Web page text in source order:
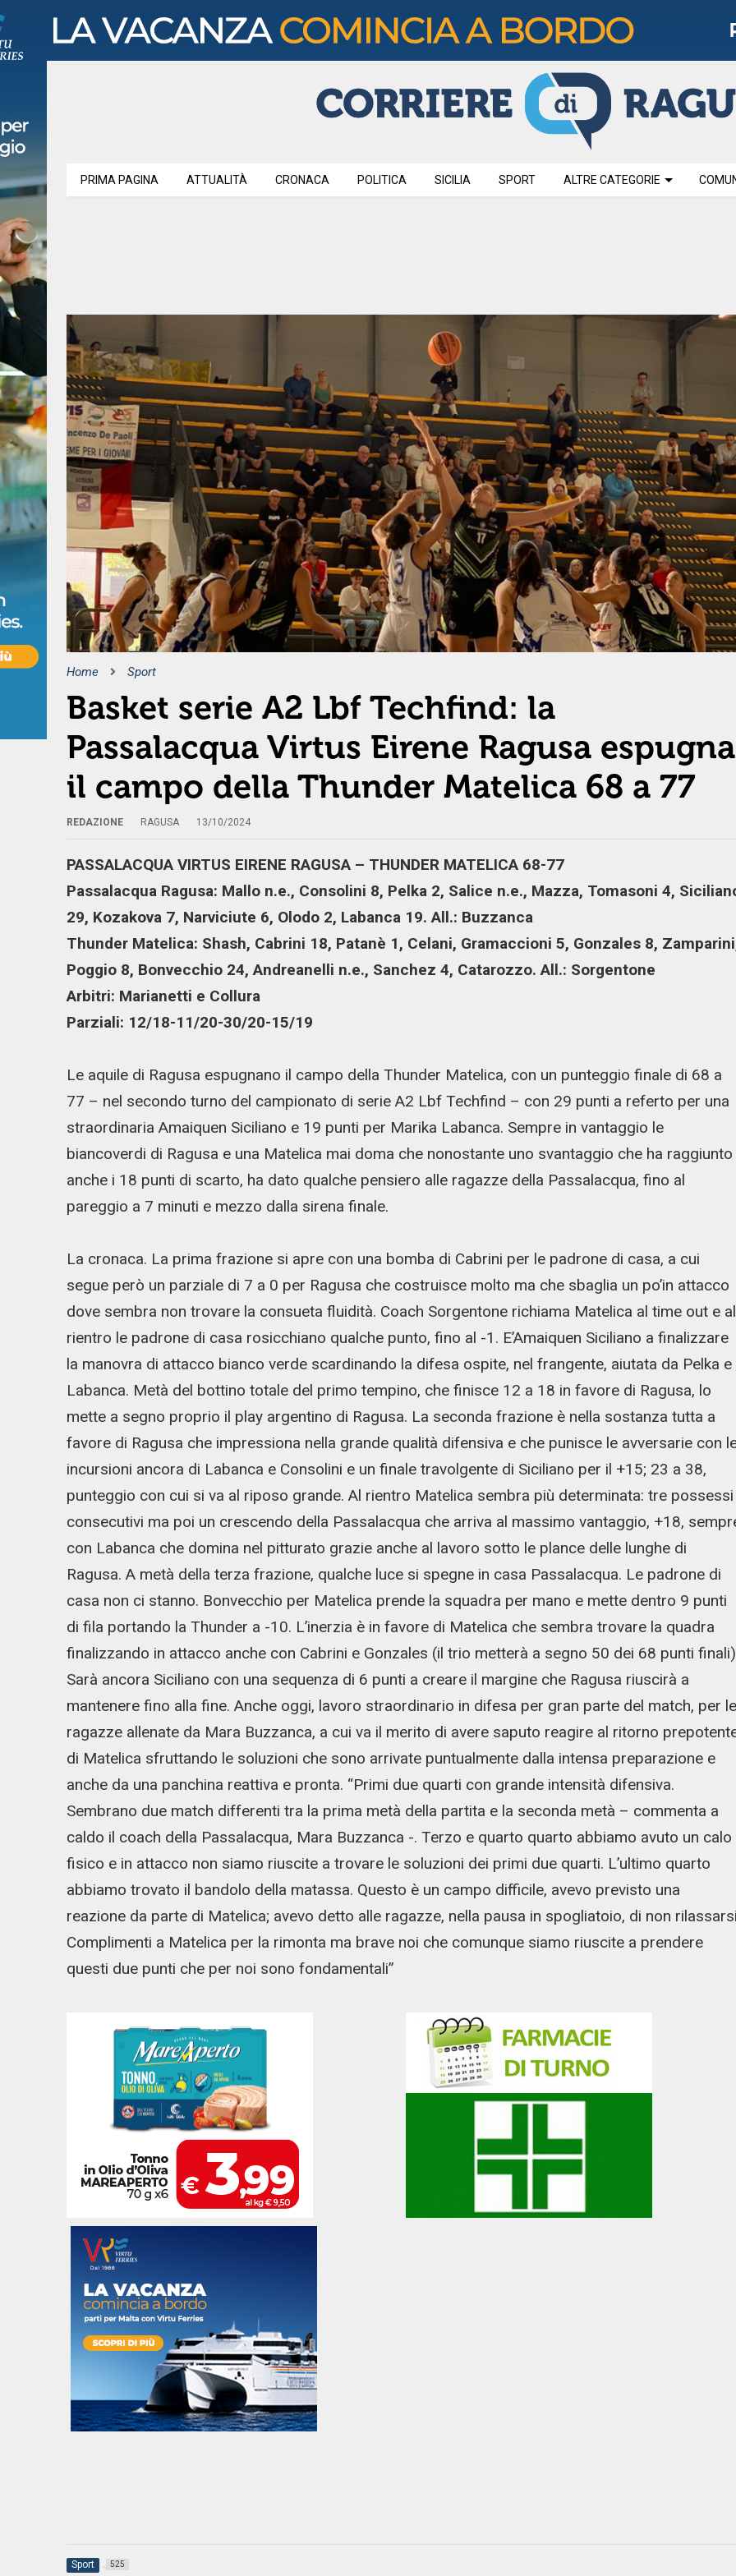
PRIMA PAGINA ATTUALITÀ CRONACA POLITICA SICILIA SPORT ALTRE CATEGORIE
Home Sport
Basket serie A2 Lbf Techfind: la
Passalacqua Virtus Eirene Ragusa espugna
il campo della Thunder Matelica 68 a 77
REDAZIONE RAGUSA 13/10/2024
PASSALACQUA VIRTUS EIRENE RAGUSA – THUNDER MATELICA 68-77
Passalacqua Ragusa: Mallo n.e., Consolini 8, Pelka 2, Salice n.e., Mazza, Tomasoni 4,
29, Kozakova 7, Narviciute 6, Olodo 2, Labanca 19. All.: Buzzanca
Thunder Matelica: Shash, Cabrini 18, Patanè 1, Celani, Gramaccioni 5, Gonzales 8,
Poggio 8, Bonvecchio 24, Andreanelli n.e., Sanchez 4, Catarozzo. All.: Sorgentone
Arbitri: Marianetti e Collura
Parziali: 12/18-11/20-30/20-15/19
Le aquile di Ragusa espugnano il campo della Thunder Matelica, con un punteggio finale di 68 a
77 – nel secondo turno del campionato di serie A2 Lbf Techfind – con 29 punti a referto per una
straordinaria Amaiquen Siciliano e 19 punti per Marika Labanca. Sempre in vantaggio le
biancoverdi di Ragusa e una Matelica mai doma che nonostante uno svantaggio che ha raggiunto
anche i 18 punti di scarto, ha dato qualche pensiero alle ragazze della Passalacqua, fino al
pareggio a 7 minuti e mezzo dalla sirena finale.
La cronaca. La prima frazione si apre con una bomba di Cabrini per le padrone di casa, a cui
segue però un parziale di 7 a 0 per Ragusa che costruisce molto ma che sbaglia un po’in attacco
dove sembra non trovare la consueta fluidità. Coach Sorgentone richiama Matelica al time out e al
rientro le padrone di casa rosicchiano qualche punto, fino al -1. E’Amaiquen Siciliano a finalizzare
la manovra di attacco bianco verde scardinando la difesa ospite, nel frangente, aiutata da Pelka e
Labanca. Metà del bottino totale del primo tempino, che finisce 12 a 18 in favore di Ragusa, lo
mette a segno proprio il play argentino di Ragusa. La seconda frazione è nella sostanza tutta a
favore di Ragusa che impressiona nella grande qualità difensiva e che punisce le avversarie con
incursioni ancora di Labanca e Consolini e un finale travolgente di Siciliano per il +15; 23 a 38,
punteggio con cui si va al riposo grande. Al rientro Matelica sembra più determinata: tre possessi
consecutivi ma poi un crescendo della Passalacqua che arriva al massimo vantaggio, +18,
con Labanca che domina nel pitturato grazie anche al lavoro sotto le plance delle lunghe di
Ragusa. A metà della terza frazione, qualche luce si spegne in casa Passalacqua. Le padrone di
casa non ci stanno. Bonvecchio per Matelica prende la squadra per mano e mette dentro 9 punti
di fila portando la Thunder a -10. L’inerzia è in favore di Matelica che sembra trovare la quadra
finalizzando in attacco anche con Cabrini e Gonzales (il trio metterà a segno 50 dei 68 punti
Sarà ancora Siciliano con una sequenza di 6 punti a creare il margine che Ragusa riuscirà a
mantenere fino alla fine. Anche oggi, lavoro straordinario in difesa per gran parte del match, per le
ragazze allenate da Mara Buzzanca, a cui va il merito di avere saputo reagire al ritorno
di Matelica sfruttando le soluzioni che sono arrivate puntualmente dalla intensa preparazione e
anche da una panchina reattiva e pronta. “Primi due quarti con grande intensità difensiva.
Sembrano due match differenti tra la prima metà della partita e la seconda metà – commenta a
caldo il coach della Passalacqua, Mara Buzzanca -. Terzo e quarto quarto abbiamo avuto un calo
fisico e in attacco non siamo riuscite a trovare le soluzioni dei primi due quarti. L’ultimo quarto
abbiamo trovato il bandolo della matassa. Questo è un campo difficile, avevo previsto una
reazione da parte di Matelica; avevo detto alle ragazze, nella pausa in spogliatoio, di non
Complimenti a Matelica per la rimonta ma brave noi che comunque siamo riuscite a prendere
questi due punti che per noi sono fondamentali”
Sport 525